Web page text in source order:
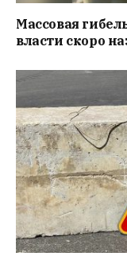
Массовая
власти скоро